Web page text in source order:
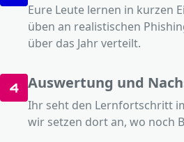
Eure Leute lernen in kurzen
üben an realistischen
über das Jahr verteilt.
4 Auswertung und
Ihr seht den Lernfortschritt
wir setzen dort an, wo noch